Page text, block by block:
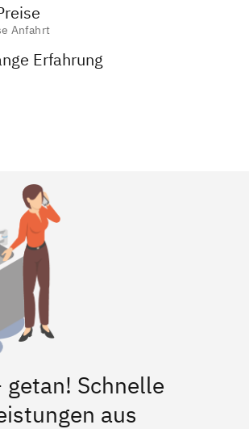
Anfahrt
Erfahrung
getan! Schnelle
aus